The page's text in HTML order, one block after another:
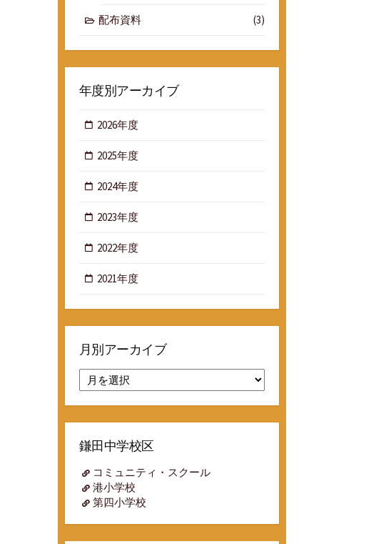
配布資料 (3)
年度別アーカイブ
2026年度
2025年度
2024年度
2023年度
2022年度
2021年度
月別アーカイブ
別
ア
ー
イ
鎌田中学校区
コミュニティ・スクール
港小学校
第四小学校